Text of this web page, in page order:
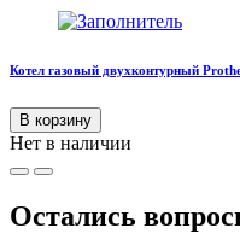
Котел газовый двухконтурный
В корзину
Нет в наличии
Остались